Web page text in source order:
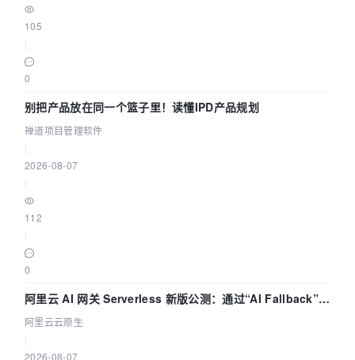
105
0
别把产品放在同一个篮子里！读懂IPD产品规划
禅道项目管理软件
2026-08-07
112
0
阿里云 AI 网关 Serverless 新版公测：通过“AI Fallback”与
拓扑可视化构建 AI 流量治理底座
阿里云云原生
2026-08-07